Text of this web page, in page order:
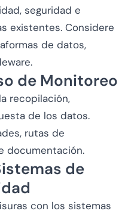
seguridad e
existentes. Considere
de datos,
de Monitoreo
recopilación,
de los datos.
rutas de
documentación.
de
con los sistemas